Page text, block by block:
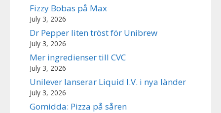
Fizzy Bobas på Max
July 3, 2026
Dr Pepper liten tröst för Unibrew
July 3, 2026
Mer ingredienser till CVC
July 3, 2026
Unilever lanserar Liquid I.V. i nya länder
July 3, 2026
Gomidda: Pizza på såren